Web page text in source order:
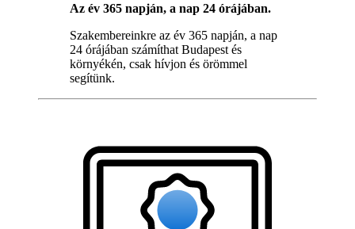
Az év 365 napján, a nap 24 órájában.
Szakembereinkre az év 365 napján, a nap
24 órájában számíthat Budapest és
környékén, csak hívjon és örömmel
segítünk.